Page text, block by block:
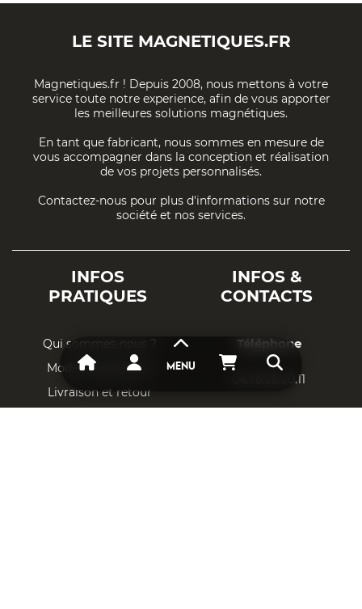
MENU
LE SITE MAGNETIQUES.FR
Magnetiques.fr ! Depuis 2008, nous mettons à votre
service toute notre experience, afin de vous apporter
les meilleures solutions magnétiques.
En tant que fabricant, nous sommes en mesure de
vous accompagner dans la conception et réalisation
de vos projets personnalisés.
Contactez-nous pour plus d'informations sur notre
société et nos services.
INFOS
PRATIQUES
Qui sommes-nous ?
Mode de paiement
Livraison et retour
INFOS &
CONTACTS
Téléphone
04.76.26.20.11